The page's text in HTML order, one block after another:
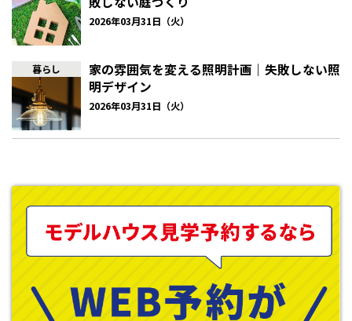
かな住宅街、子どもの通学区、駅への近さなど条件を絞って決め
ましょう。
間取り設計
注文住宅であれば、階数はもちろん
など間取りを自由に設計できます。十分な土地の広さがあれば
建て、土地面積が狭ければ3階建てにして生活空間を保つことも可
・キッチンをオープンキッチンにして作業スペースも広く取りたい
・リビングとダイニングは同じ空間だけど、段差をつけて区切り
・オンライン会議ができるワークスペースをつくりたい
・将来子ども部屋で使える、フリーの部屋をつくりたい
家族のライフスタイルや将来の生活イメージを見越して快適に過
ごせる間取り設計をしましょう。
2026年03月31日（火）
暮らし
家の雰囲気を変える照明計画｜失敗しない照
明デザイン
2026年03月31日（火）